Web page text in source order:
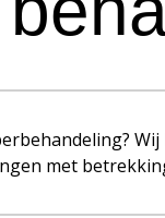
met